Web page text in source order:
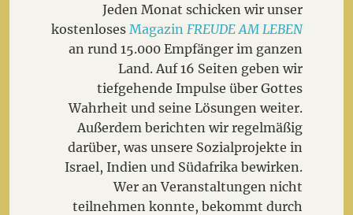
Jeden Monat schicken wir unser
kostenloses Magazin FREUDE AM LEBEN
an rund 15.000 Empfänger im ganzen
Land. Auf 16 Seiten geben wir
tiefgehende Impulse über Gottes
Wahrheit und seine Lösungen weiter.
Außerdem berichten wir regelmäßig
darüber, was unsere Sozialprojekte in
Israel, Indien und Südafrika bewirken.
Wer an Veranstaltungen nicht
teilnehmen konnte, bekommt durch